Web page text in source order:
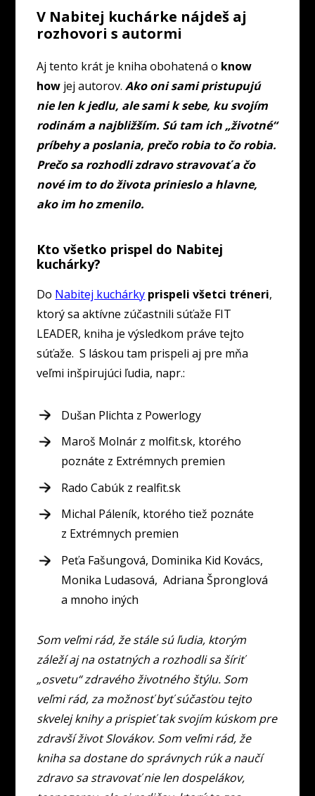
V Nabitej kuchárke nájdeš aj
rozhovori s autormi
Aj tento krát je kniha obohatená o know
how jej autorov.Ako oni sami pristupujú
nie len k jedlu, ale sami k sebe, ku svojím
rodinám a najbližším. Sú tam ich „životné“
príbehy a poslania, prečo robia to čo robia.
Prečo sa rozhodli zdravo stravovať a čo
nové im to do života prinieslo a hlavne,
ako im ho zmenilo.
Kto všetko prispel do Nabitej
kuchárky?
Do Nabitej kuchárky prispeli všetci tréneri,
ktorý sa aktívne zúčastnili súťaže FIT
LEADER, kniha je výsledkom práve tejto
súťaže. S láskou tam prispeli aj pre mňa
veľmi inšpirujúci ľudia, napr.:
Dušan Plichta z Powerlogy
Maroš Molnár z molfit.sk, ktorého
poznáte z Extrémnych premien
Rado Cabúk z realfit.sk
Michal Páleník, ktorého tiež poznáte
z Extrémnych premien
Peťa Fašungová, Dominika Kid Kovács,
Monika Ludasová, Adriana Špronglová
a mnoho iných
Som veľmi rád, že stále sú ľudia, ktorým
záleží aj na ostatných a rozhodli sa šíriť
„osvetu“ zdravého životného štýlu. Som
veľmi rád, za možnosť byť súčasťou tejto
skvelej knihy a prispieť tak svojím kúskom pre
zdravší život Slovákov. Som veľmi rád, že
kniha sa dostane do správnych rúk a naučí
zdravo sa stravovať nie len dospelákov,